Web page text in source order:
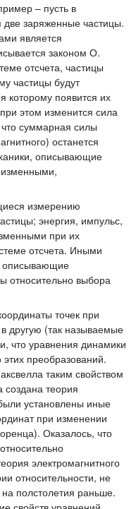
– пусть в
две заряженные частицы.
является
законом О.
отсчета, частицы
частицы будут
которому появится их
этом изменится сила
что суммарная силы
останется
описывающие
измерению
энергия, импульс,
при их
отсчета. Иными
описывающие
относительно выбора
точек при
другую (так называемые
что уравнения динамики
преобразований.
таким свойством
теория
установлены иные
при изменении
Оказалось, что
электромагнитного
относительности, не
полстолетия раньше.